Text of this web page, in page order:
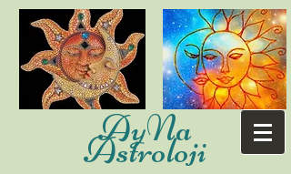
AyNa
Astroloji